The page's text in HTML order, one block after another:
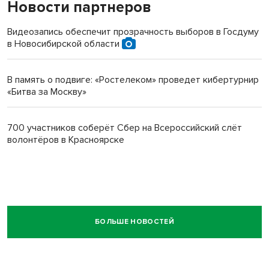
Новости партнеров
Видеозапись обеспечит прозрачность выборов в Госдуму
в Новосибирской области
В память о подвиге: «Ростелеком» проведет кибертурнир
«Битва за Москву»
700 участников соберёт Сбер на Всероссийский слёт
волонтёров в Красноярске
БОЛЬШЕ НОВОСТЕЙ